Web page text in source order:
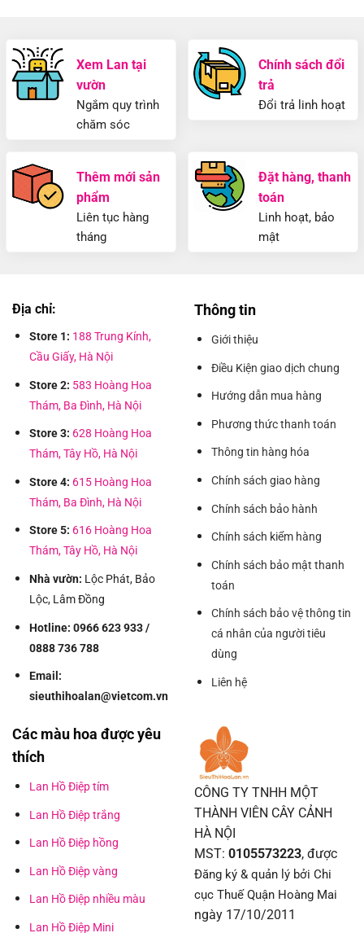
Xem Lan tại
vườn
Ngắm quy trình
chăm sóc
Chính sách đổi
trả
Đổi trả linh hoạt
Thêm mới sản
phẩm
Liên tục hàng
tháng
Đặt hàng, thanh
toán
Linh hoạt, bảo
mật
Địa chỉ:
Store 1: 188 Trung Kính,
Cầu Giấy, Hà Nội
Store 2: 583 Hoàng Hoa
Thám, Ba Đình, Hà Nội
Store 3: 628 Hoàng Hoa
Thám, Tây Hồ, Hà Nội
Store 4: 615 Hoàng Hoa
Thám, Ba Đình, Hà Nội
Store 5: 616 Hoàng Hoa
Thám, Tây Hồ, Hà Nội
Nhà vườn: Lộc Phát, Bảo
Lộc, Lâm Đồng
Hotline: 0966 623 933 /
0888 736 788
Email:
sieuthihoalan@vietcom.vn
Thông tin
Giới thiệu
Điều Kiện giao dịch chung
Hướng dẫn mua hàng
Phương thức thanh toán
Thông tin hàng hóa
Chính sách giao hàng
Chính sách bảo hành
Chính sách kiểm hàng
Chính sách bảo mật thanh
toán
Chính sách bảo vệ thông tin
cá nhân của người tiêu
dùng
Liên hệ
Các màu hoa được yêu
thích
Lan Hồ Điệp tím
Lan Hồ Điệp trắng
Lan Hồ Điệp hồng
Lan Hồ Điệp vàng
Lan Hồ Điệp nhiều màu
Lan Hồ Điệp Mini
CÔNG TY TNHH MỘT
THÀNH VIÊN CÂY CẢNH
HÀ NỘI
MST: 0105573223, được
Đăng ký & quản lý bởi Chi
cục Thuế Quận Hoàng Mai
ngày 17/10/2011